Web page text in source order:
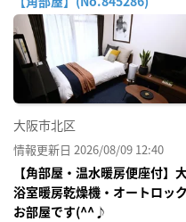
大阪市北区
情報更新日 2026/08/09 12:40
【角部屋・温水暖房便座付
浴室暖房乾燥機・オートロッ
お部屋です(^^♪